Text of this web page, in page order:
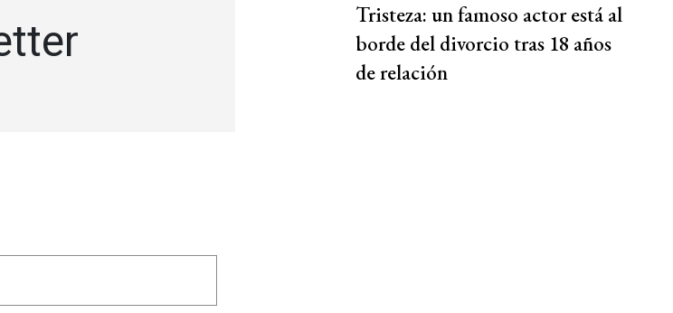
Tristeza: un famoso actor está al
borde del divorcio tras 18 años
de relación